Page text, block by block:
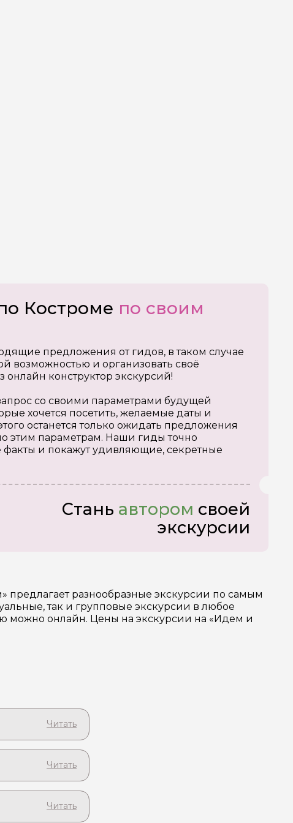
Костроме по своим
предложения от гидов, в таком случае
возможностью и организовать своё
онлайн конструктор экскурсий!
со своими параметрами будущей
хочется посетить, желаемые даты и
останется только ожидать предложения
этим параметрам. Наши гиды точно
и покажут удивляющие, секретные
Стань автором своей
экскурсии
разнообразные экскурсии по самым
так и групповые экскурсии в любое
можно онлайн. Цены на экскурсии на «Идем и